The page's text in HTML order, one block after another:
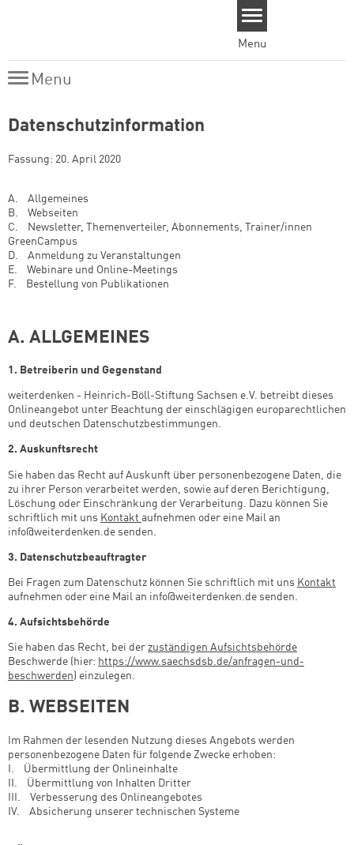
Menu
MenuMenu
Datenschutzinformation
Fassung: 20. April 2020
A. Allgemeines
B. Webseiten
C. Newsletter, Themenverteiler, Abonnements, Trainer/innen
GreenCampus
D. Anmeldung zu Veranstaltungen
E. Webinare und Online-Meetings
F. Bestellung von Publikationen
A. ALLGEMEINES
1. Betreiberin und Gegenstand
weiterdenken - Heinrich-Böll-Stiftung Sachsen e.V. betreibt dieses
Onlineangebot unter Beachtung der einschlägigen europarechtlichen
und deutschen Datenschutzbestimmungen.
2. Auskunftsrecht
Sie haben das Recht auf Auskunft über personenbezogene Daten, die
zu ihrer Person verarbeitet werden, sowie auf deren Berichtigung,
Löschung oder Einschränkung der Verarbeitung. Dazu können Sie
schriftlich mit uns Kontakt aufnehmen oder eine Mail an
info@weiterdenken.de senden.
3. Datenschutzbeauftragter
Bei Fragen zum Datenschutz können Sie schriftlich mit uns Kontakt
aufnehmen oder eine Mail an info@weiterdenken.de senden.
4. Aufsichtsbehörde
Sie haben das Recht, bei der zuständigen Aufsichtsbehörde
Beschwerde (hier: https://www.saechsdsb.de/anfragen-und-
beschwerden) einzulegen.
B. WEBSEITEN
Im Rahmen der lesenden Nutzung dieses Angebots werden
personenbezogene Daten für folgende Zwecke erhoben:
I. Übermittlung der Onlineinhalte
II. Übermittlung von Inhalten Dritter
III. Verbesserung des Onlineangebotes
IV. Absicherung unserer technischen Systeme